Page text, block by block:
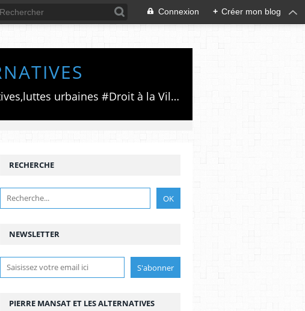
Connexion + Créer mon blog
Luttes émancipatrices,recherche du forum politico/social pour des alternatives,luttes urbaines #Droit à la Ville", #Paris #GrandParis,enjeux de la métropolisation,accès aux Archives publiques par Pierre Mansat,auteur‼️Ma vie rouge. Meutre au Grand Paris‼️[PUG]Association Josette & Maurice #Audin>bénevole Secours Populaire>Comité Laghouat-France>#Mumia #INTA
NEWSLETTER
RECHERCHE
PIERRE MANSAT ET LES ALTERNATIVES